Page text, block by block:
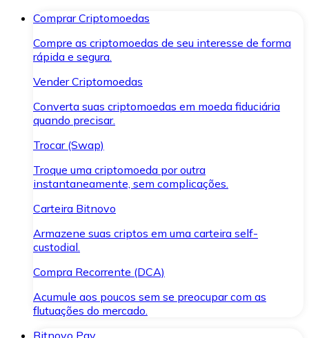
Comprar Criptomoedas
Compre as criptomoedas de seu interesse de forma
rápida e segura.
Vender Criptomoedas
Converta suas criptomoedas em moeda fiduciária
quando precisar.
Trocar (Swap)
Troque uma criptomoeda por outra
instantaneamente, sem complicações.
Carteira Bitnovo
Armazene suas criptos em uma carteira self-
custodial.
Compra Recorrente (DCA)
Acumule aos poucos sem se preocupar com as
flutuações do mercado.
Bitnovo Pay